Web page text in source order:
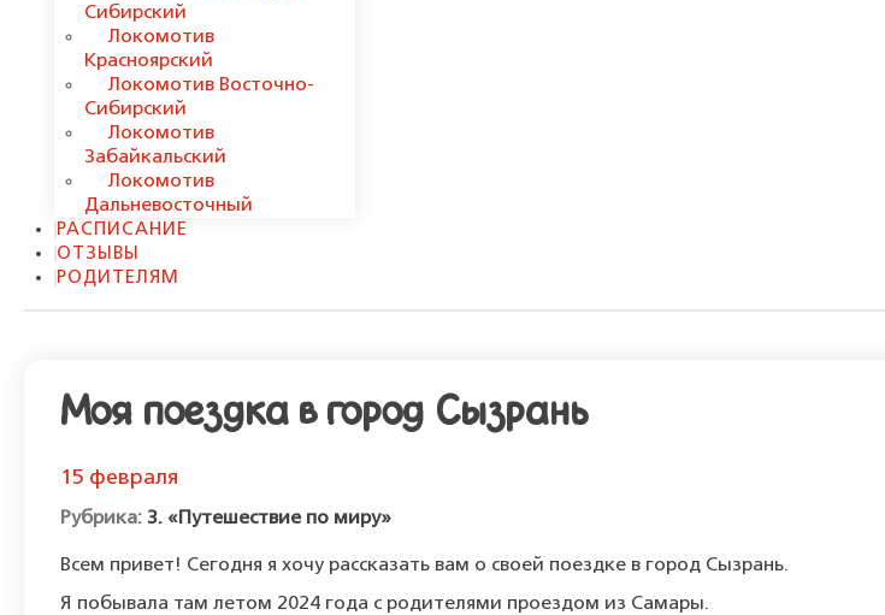
Сибирский
Локомотив
Красноярский
Локомотив Восточно-
Сибирский
Локомотив
Забайкальский
Локомотив
Дальневосточный
РАСПИСАНИЕ
ОТЗЫВЫ
РОДИТЕЛЯМ
Моя поездка в город Сызрань
15 февраля
3. «Путешествие по миру»
Всем привет! Сегодня я хочу рассказать вам о своей поездке в город Сызрань.
Я побывала там летом 2024 года с родителями проездом из Самары.